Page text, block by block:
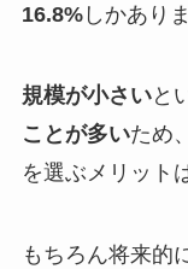
16.8%しかあり
規模が小さいと
ことが多いため
を選ぶメリット
もちろん将来的